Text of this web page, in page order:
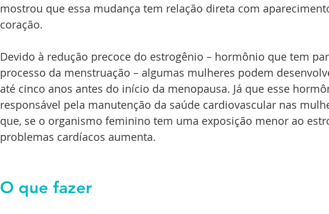
mostrou que essa mudança tem relação direta com
coração.
Devido à redução precoce do estrogênio – hormônio que tem
processo da menstruação – algumas mulheres podem
até cinco anos antes do início da menopausa. Já que esse
responsável pela manutenção da saúde cardiovascular nas
que, se o organismo feminino tem uma exposição menor ao
problemas cardíacos aumenta.
O que fazer